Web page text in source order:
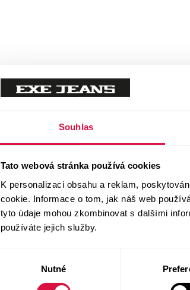
Souhlas
Tato webová stránka používá cookies
K personalizaci obsahu a reklam,
cookie. Informace o tom, jak náš web
tyto údaje mohou zkombinovat s dalšími
používáte jejich služby.
Nutné